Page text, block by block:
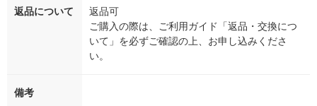
返品について
返品可
ご購入の際は、ご利用ガイド「返品・交換につ
いて」を必ずご確認の上、お申し込みくださ
い。
備考